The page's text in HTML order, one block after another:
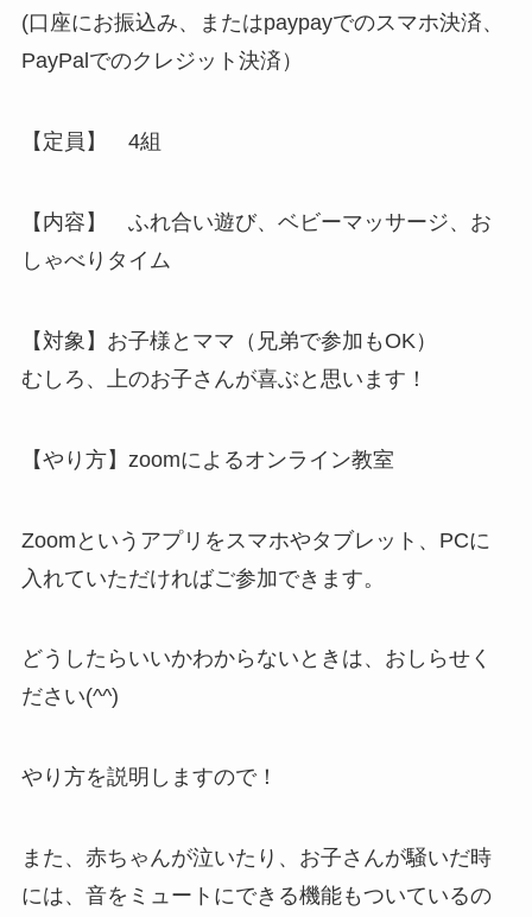
(口座にお振込み、またはpaypayでのスマホ決済、
PayPalでのクレジット決済）
【定員】 4組
【内容】 ふれ合い遊び、ベビーマッサージ、お
しゃべりタイム
【対象】お子様とママ（兄弟で参加もOK）
むしろ、上のお子さんが喜ぶと思います！
【やり方】zoomによるオンライン教室
Zoomというアプリをスマホやタブレット、PCに
入れていただければご参加できます。
どうしたらいいかわからないときは、おしらせく
ださい(^^)
やり方を説明しますので！
また、赤ちゃんが泣いたり、お子さんが騒いだ時
には、音をミュートにできる機能もついているの